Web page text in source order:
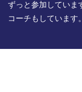
ずっと参加していま
コーチもしています。